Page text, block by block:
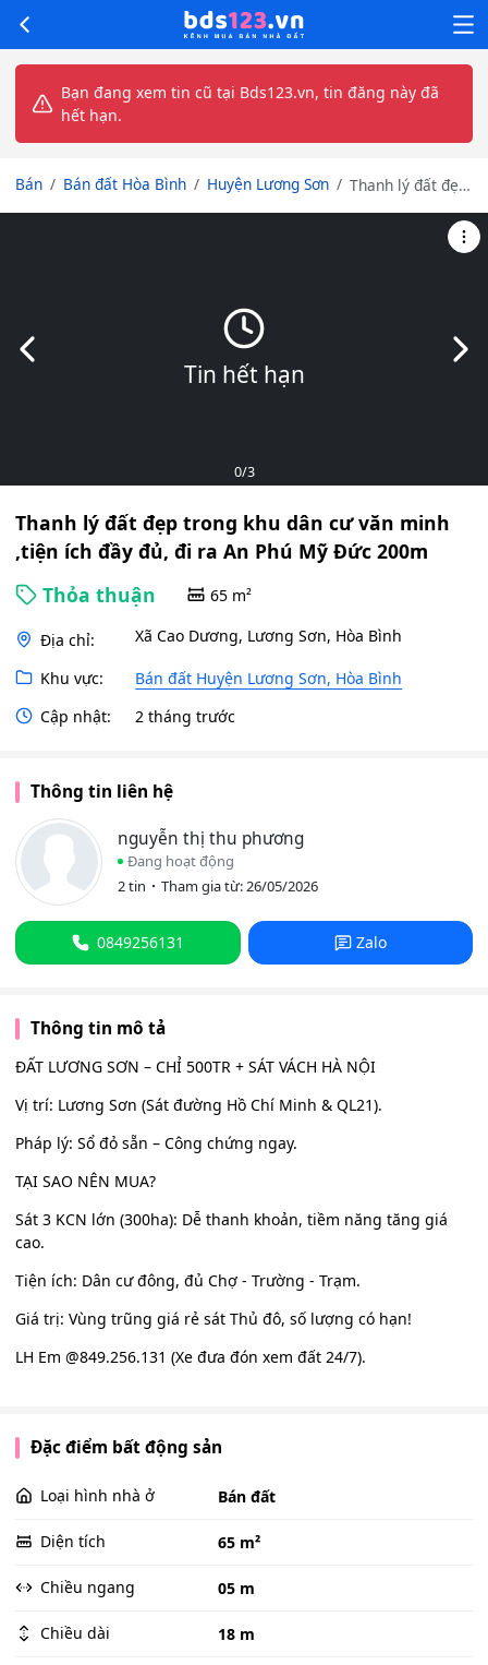
Bạn đang xem tin cũ tại Bds123.vn, tin đăng này đã
hết hạn.
Bán Bán đất Hòa Bình Huyện Lương Sơn
Thanh lý đất đẹp
văn minh ,tiện
ích đầy đủ, đi ra
Tin hết hạn
Slide trước
0/3
Thanh lý đất đẹp trong khu dân cư văn minh
,tiện ích đầy đủ, đi ra An Phú Mỹ Đức 200m
Thỏa thuận
65 m²
Địa chỉ: Xã Cao Dương, Lương Sơn, Hòa Bình
Khu vực:
Bán đất Huyện Lương Sơn, Hòa Bình
Cập nhật:
2 tháng trước
Thông tin liên hệ
nguyễn thị thu phương
Đang hoạt động
2 tin
Tham gia từ: 26/05/2026
0849256131 Zalo
Thông tin mô tả
ĐẤT LƯƠNG SƠN – CHỈ 500TR + SÁT VÁCH HÀ NỘI
Vị trí: Lương Sơn (Sát đường Hồ Chí Minh & QL21).
Pháp lý: Sổ đỏ sẵn – Công chứng ngay.
TẠI SAO NÊN MUA?
Sát 3 KCN lớn (300ha): Dễ thanh khoản, tiềm năng tăng giá
cao.
Tiện ích: Dân cư đông, đủ Chợ - Trường - Trạm.
Giá trị: Vùng trũng giá rẻ sát Thủ đô, số lượng có hạn!
LH Em @849.256.131 (Xe đưa đón xem đất 24/7).
Đặc điểm bất động sản
Loại hình nhà ở Bán đất
Diện tích 65 m²
Chiều ngang 05 m
Chiều dài 18 m